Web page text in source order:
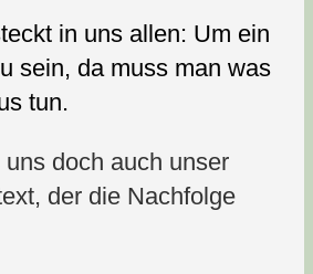
in uns allen: Um ein
sein, da muss man was
tun.
doch auch unser
der die Nachfolge